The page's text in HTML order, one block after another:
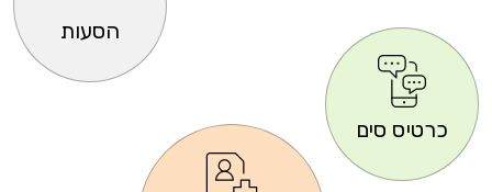
הסעות
כרטיס סים